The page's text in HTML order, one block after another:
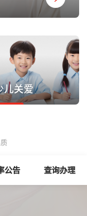
儿关爱
公告 查询办理